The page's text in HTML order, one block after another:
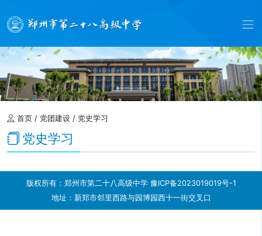
首页 / 党团建设 / 党史学习
党史学习
版权所有：郑州市第二十八高级中学 豫ICP备2023019019号-1
地址：新郑市邻里西路与园博园西十一街交叉口